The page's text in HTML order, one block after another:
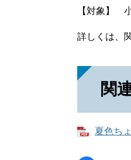
【対象】
詳しくは、
関
夏色ち